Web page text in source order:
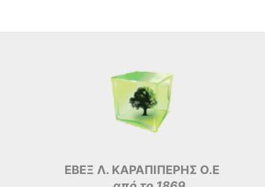
ΕΒΕΞ Λ. ΚΑΡΑΠΙΠΕΡΗΣ Ο.Ε